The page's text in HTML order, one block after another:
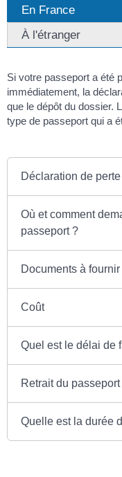
En France
À l'étranger
Si votre passeport a été
immédiatement, la
que le dépôt du dossier.
type de passeport qui a
Déclaration de perte
Où et comment
passeport ?
Documents à fournir
Coût
Quel est le délai de
Retrait du passeport
Quelle est la durée